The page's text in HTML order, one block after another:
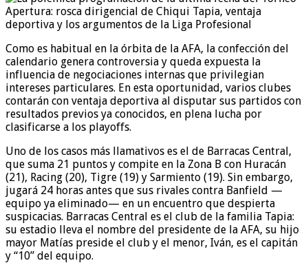
Como es habitual en la órbita de la AFA, la confección del
calendario genera controversia y queda expuesta la
influencia de negociaciones internas que privilegian
intereses particulares. En esta oportunidad, varios clubes
contarán con ventaja deportiva al disputar sus partidos con
resultados previos ya conocidos, en plena lucha por
clasificarse a los playoffs.
Uno de los casos más llamativos es el de Barracas Central,
que suma 21 puntos y compite en la Zona B con Huracán
(21), Racing (20), Tigre (19) y Sarmiento (19). Sin embargo,
jugará 24 horas antes que sus rivales contra Banfield —
equipo ya eliminado— en un encuentro que despierta
suspicacias. Barracas Central es el club de la familia Tapia:
su estadio lleva el nombre del presidente de la AFA, su hijo
mayor Matías preside el club y el menor, Iván, es el capitán
y “10” del equipo.